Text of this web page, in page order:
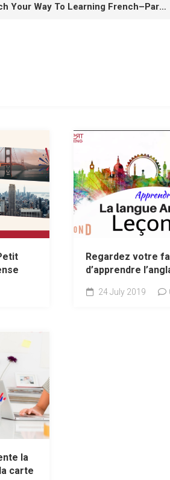
Watch Your Way To Learning French–Part 35!
Regardez votre
d’apprendre
24 July 2019
la
carte